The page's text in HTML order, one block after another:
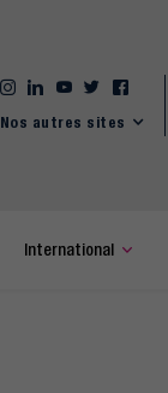
Nos autres sites
International